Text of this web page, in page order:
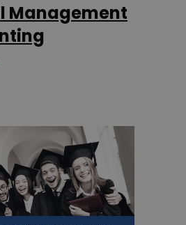
Management